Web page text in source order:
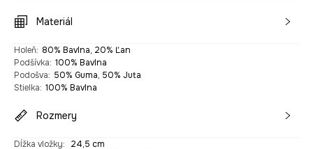
Materiál
Holeň: 80% Bavlna, 20% Ľan
Podšívka: 100% Bavlna
Podošva: 50% Guma, 50% Juta
Stielka: 100% Bavlna
Rozmery
Dĺžka vložky:
24,5 cm